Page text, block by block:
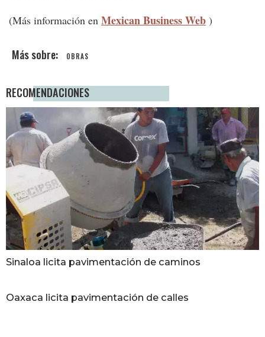
(Más información en Mexican Business Web )
OBRAS
RECOMENDACIONES
Sinaloa licita pavimentación de caminos
Oaxaca licita pavimentación de calles